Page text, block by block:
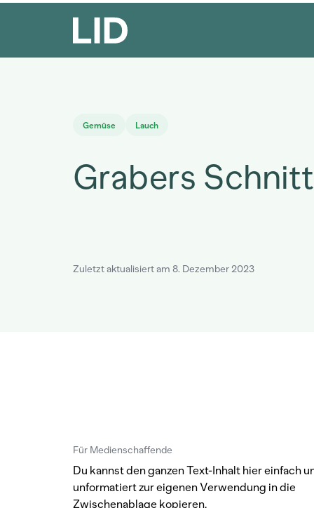
Gemüse Lauch
Grabers
Zuletzt aktualisiert am 8. Dezember 2023
Für Medienschaffende
Du kannst den ganzen Text-Inhalt hier einfach
unformatiert zur eigenen Verwendung in die
Zwischenablage kopieren.